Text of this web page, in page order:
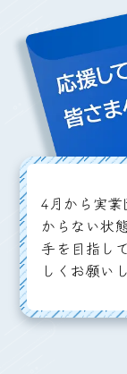
4月から実
からない状
手を目指し
しくお願い